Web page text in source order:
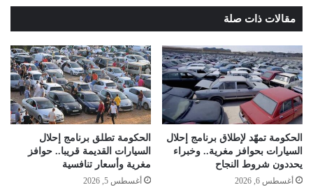
مقالات ذات صلة
الحكومة تمهّد لإطلاق برنامج إحلال
السيارات بحوافز مغرية.. وخبراء
يحددون شروط النجاح
أغسطس 6, 2026
الحكومة تطلق برنامج إحلال
السيارات القديمة قريبا.. حوافز
مغرية وأسعار تنافسية
أغسطس 5, 2026